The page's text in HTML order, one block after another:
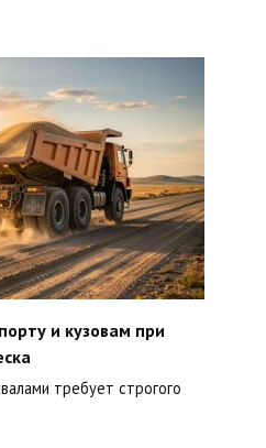
и кузовам при
требует строгого